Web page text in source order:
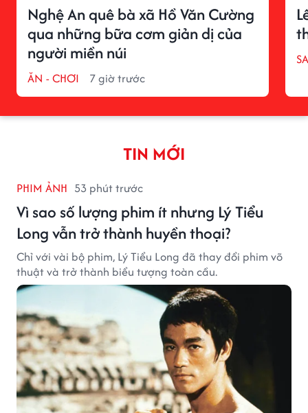
Nghệ An quê bà xã Hồ Văn Cường
qua những bữa cơm giản dị của
người miền núi
ĂN - CHƠI 7 giờ trước
TIN MỚI
PHIM ẢNH 53 phút trước
Vì sao số lượng phim ít nhưng Lý Tiểu
Long vẫn trở thành huyền thoại?
Chỉ với vài bộ phim, Lý Tiểu Long đã thay đổi phim võ
thuật và trở thành biểu tượng toàn cầu.